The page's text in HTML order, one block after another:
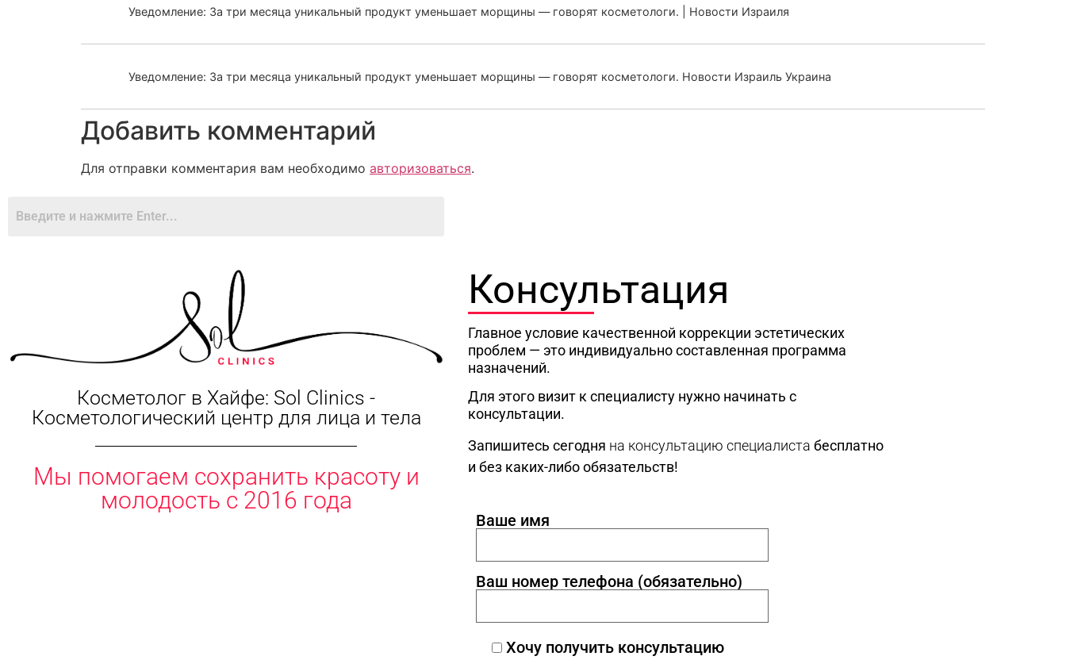
Уведомление: За три месяца уникальный продукт уменьшает морщины — говорят косметологи. | Новости Израиля
Уведомление: За три месяца уникальный продукт уменьшает морщины — говорят косметологи. Новости Израиль Украина
Добавить комментарий
Для отправки комментария вам необходимо авторизоваться.
Косметолог в Хайфе: Sol Clinics -
Косметологический центр для лица и тела
Мы помогаем сохранить красоту и
молодость с 2016 года
Консультация
Главное условие качественной коррекции эстетических
проблем — это индивидуально составленная программа
назначений.
Для этого визит к специалисту нужно начинать с
консультации.
Запишитесь сегодня на консультацию специалиста бесплатно
и без каких-либо обязательств!
Ваше имя
Ваш номер телефона (обязательно)
Хочу получить консультацию